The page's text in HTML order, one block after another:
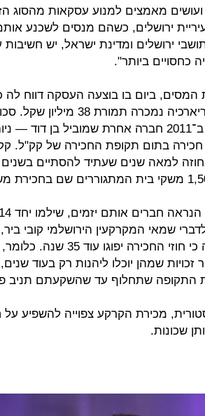
ועושים מאמצים למנוע עסקאות מהסוג
עיריית ירושלים, כשהם מנסים לשכנע
ירושלים ומדינת ישראל, יש חשיבות
ביותר".
המסים, ביום בו בוצעה העסקה דווח לה
מהחלקות שבבעלות הפטריארכיה נמכרה
ל־76 מיליון שקל ששילמה ב־2011 חברה אחרת שמוביל
חכירה בתום תקופת החכירה של קק"ל.
שמאי המקרקעין הירושלמי קובי
הגיוני המשקף את העובדה כי חוזי
שמהן יוכלו ליהנות רק בעוד
שתחלוף עד שהשקעתם תניב
מכירת הקרקע צפוייה להשפיע
שכונות.